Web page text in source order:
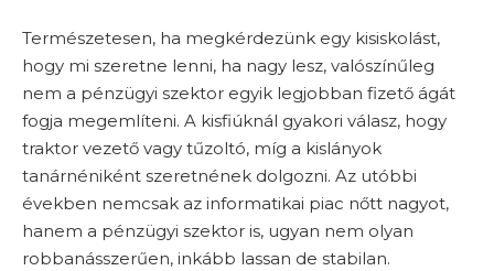
Természetesen, ha megkérdezünk egy kisiskolást,
hogy mi szeretne lenni, ha nagy lesz, valószínűleg
nem a pénzügyi szektor egyik legjobban fizető ágát
fogja megemlíteni. A kisfiúknál gyakori válasz, hogy
traktor vezető vagy tűzoltó, míg a kislányok
tanárnéniként szeretnének dolgozni. Az utóbbi
években nemcsak az informatikai piac nőtt nagyot,
hanem a pénzügyi szektor is, ugyan nem olyan
robbanásszerűen, inkább lassan de stabilan.